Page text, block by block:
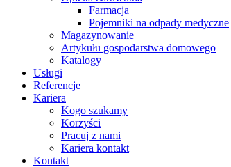
Farmacja
Pojemniki na odpady medyczne
Magazynowanie
Artykułu gospodarstwa domowego
Katalogy
Usługi
Referencje
Kariera
Kogo szukamy
Korzyści
Pracuj z nami
Kariera kontakt
Kontakt